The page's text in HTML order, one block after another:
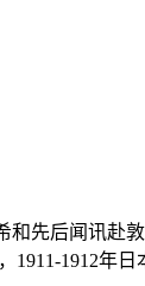
先后闻讯
1912年